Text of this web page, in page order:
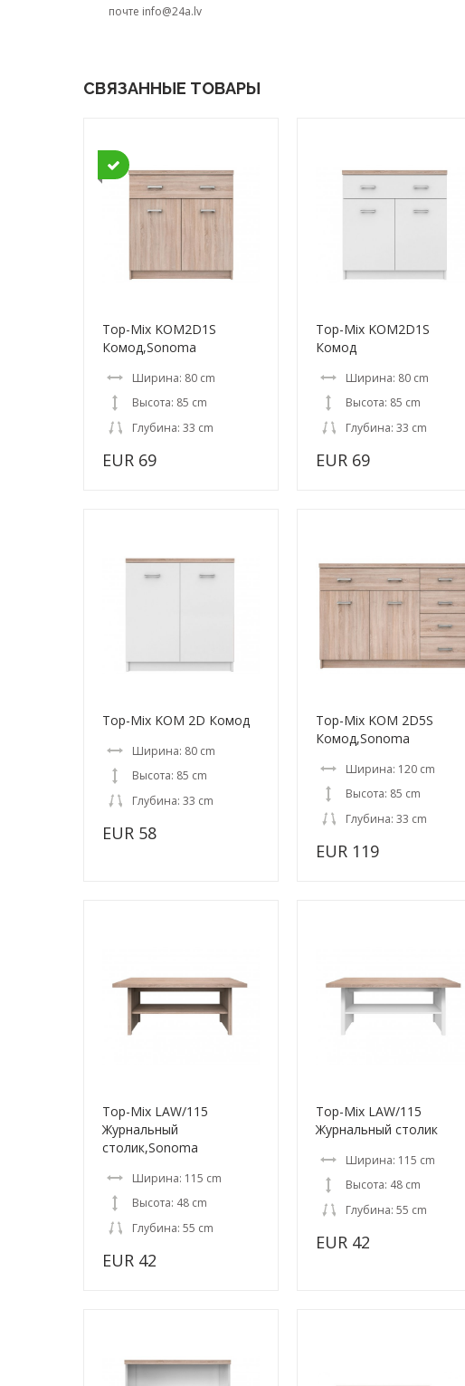
почте info@24a.lv
СВЯЗАННЫЕ ТОВАРЫ
Top-Mix KOM2D1S
Комод,Sonoma
Ширина: 80 cm
Высота: 85 cm
Глубина: 33 cm
EUR 69
Top-Mix KOM2D1S
Комод
Ширина: 80 cm
Высота: 85 cm
Глубина: 33 cm
EUR 69
Top-Mix KOM 2D Комод
Ширина: 80 cm
Высота: 85 cm
Глубина: 33 cm
EUR 58
Top-Mix KOM 2D5S
Комод,Sonoma
Ширина: 120 cm
Высота: 85 cm
Глубина: 33 cm
EUR 119
Top-Mix LAW/115
Журнальный
столик,Sonoma
Ширина: 115 cm
Высота: 48 cm
Глубина: 55 cm
EUR 42
Top-Mix LAW/115
Журнальный столик
Ширина: 115 cm
Высота: 48 cm
Глубина: 55 cm
EUR 42